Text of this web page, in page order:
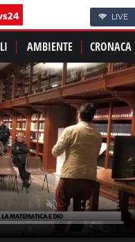
LIVE
AMBIENTE CRONACA